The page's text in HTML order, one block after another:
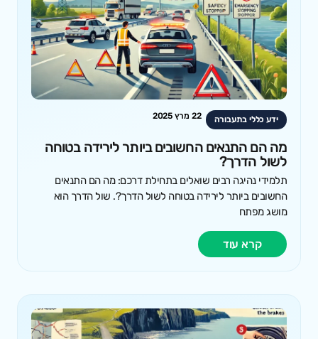
ידע כללי בתעבורה 22 מרץ 2025
מה הם התנאים החשובים ביותר לירידה בטוחה
לשול הדרך?
תלמידי נהיגה רבים שואלים בתחילת דרכם: מה הם התנאים
החשובים ביותר לירידה בטוחה לשול הדרך?. שול הדרך הוא
מושג מפתח
קרא עוד